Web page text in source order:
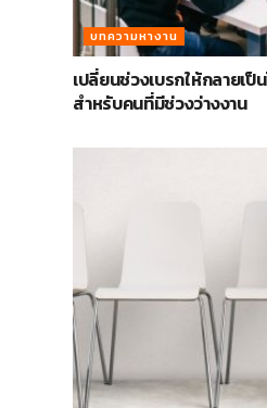
บทความหางาน
เปลี่ยนช่วงเบรกให้กลายเ
สำหรับคนที่มีช่วงว่างงาน